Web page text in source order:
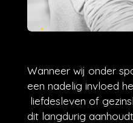
Wanneer wij onder
een nadelig invloed
liefdesleven of
dit langdurig